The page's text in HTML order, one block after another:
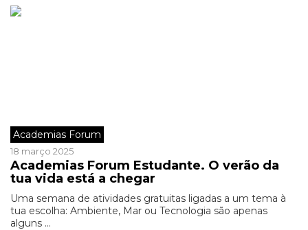
Academias Forum
18 março 2025
Academias Forum Estudante. O verão da
tua vida está a chegar
Uma semana de atividades gratuitas ligadas a um tema à
tua escolha: Ambiente, Mar ou Tecnologia são apenas
alguns ...